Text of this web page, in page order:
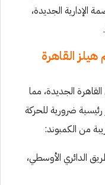
الإدارية الجديدة،
هيلز القاهرة
الجديدة، مما
ضرورية للحركة
من الكمبوند:
الدائري الأوسطي،